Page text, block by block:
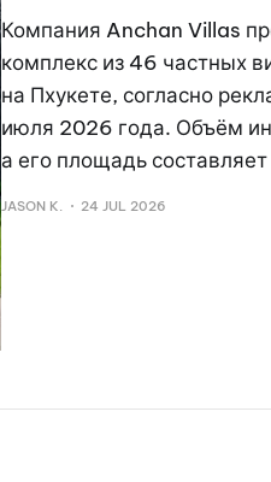
Компания Anchan Villas
комплекс из 46 частных
на Пхукете, согласно
июля 2026 года. Объём
а его площадь
JASON K. 24 JUL 2026